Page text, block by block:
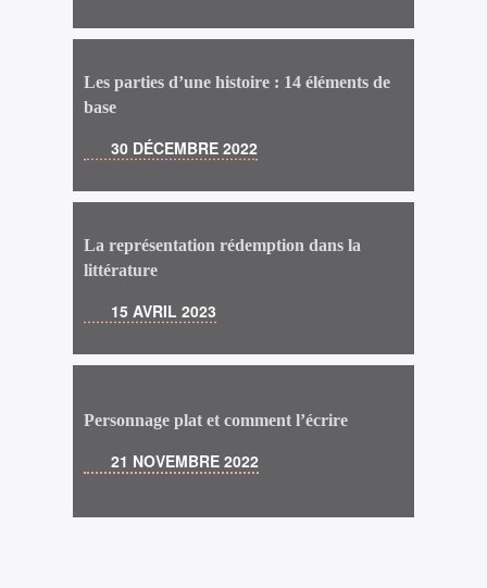
Les parties d’une histoire : 14 éléments de
base
30 DÉCEMBRE 2022
La représentation rédemption dans la
littérature
15 AVRIL 2023
Personnage plat et comment l’écrire
21 NOVEMBRE 2022